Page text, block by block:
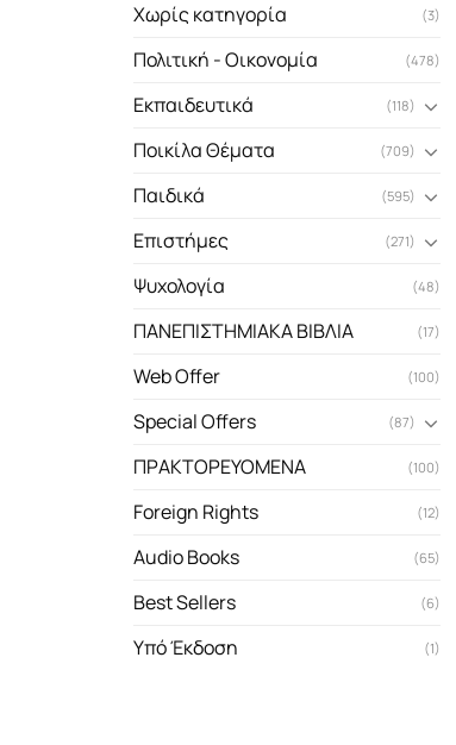
Χωρίς κατηγορία (3)
Πολιτική - Οικονομία (478)
Εκπαιδευτικά (118)
Ποικίλα Θέματα (709)
Παιδικά (595)
Επιστήμες (271)
Ψυχολογία (48)
ΠΑΝΕΠΙΣΤΗΜΙΑΚΑ ΒΙΒΛΙΑ (17)
Web Offer (100)
Special Offers (87)
ΠΡΑΚΤΟΡΕΥΟΜΕΝΑ (100)
Foreign Rights (12)
Audio Books (65)
Best Sellers (6)
Υπό Έκδοση (1)